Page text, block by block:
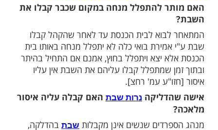
עוד תוכן חדש ומפתיע! התחברו לכל
שלנו בתהילים
להתפלל מנחה במקום שכבר קבלו את